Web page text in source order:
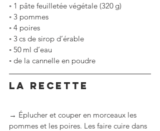
◦ 1 pâte feuilletée végétale (320 g)
◦ 3 pommes
◦ 4 poires
◦ 3 cs de sirop d’érable
◦ 50 ml d’eau
◦ de la cannelle en poudre
LA RECETTE
→ Éplucher et couper en morceaux les
pommes et les poires. Les faire cuire dans